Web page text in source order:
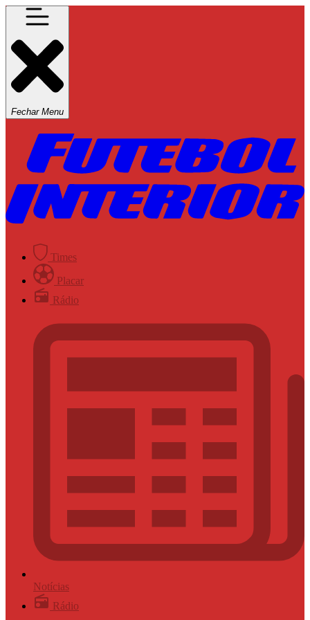
Fechar Menu
Times
Placar
Rádio
Notícias
Rádio